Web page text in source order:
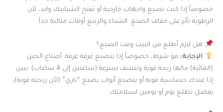
خصوصاً إذا كنت تصبغ واجهات خارجية أو تفتح الشبابيك وايد، لأن
الرطوبة تأثر على جفاف الصبغ. الشتاء والربيع أوقات مثالية جداً.
هل لازم أطلع من البيت وقت الصبغ؟
الإجابة: مو شرط، خصوصاً إذا بتصبغ غرفة غرفة. أصباغ الحين
(المائية) مالها ريحة قوية وتنشف بسرعة (ساعتين إلى 4 ساعات). بس
إذا عندك حساسية قوية أو بتصبغ أبواب بصبغ “ناري” (لأن ريحته قوية)،
يفضل تطلع يوم أو يومين لسلامتك.